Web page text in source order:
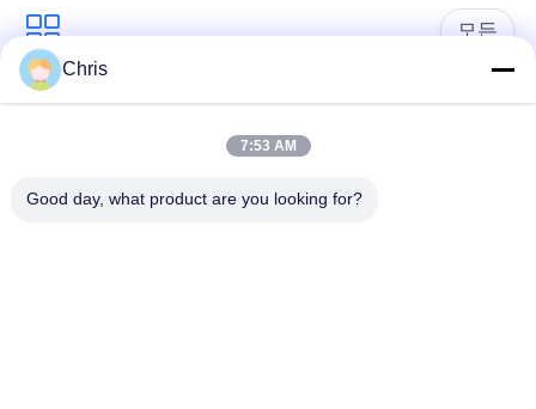
구
하
모든
비 부직물 산업용 롤러
패널
산업용 벨트
Chris
7:53 AM
Good day, what product are you looking for?